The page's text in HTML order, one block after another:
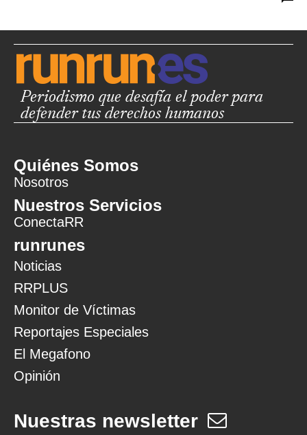
Periodismo que desafía el poder para
defender tus derechos humanos
Quiénes Somos
Nosotros
Nuestros Servicios
ConectaRR
runrunes
Noticias
RRPLUS
Monitor de Víctimas
Reportajes Especiales
El Megafono
Opinión
Nuestras newsletter